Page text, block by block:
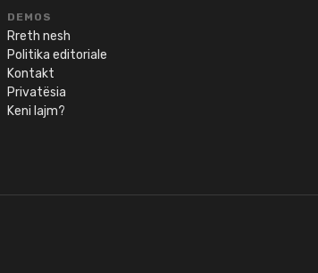
DEMOS
Rreth nesh
Politika editoriale
Kontakt
Privatësia
Keni lajm?